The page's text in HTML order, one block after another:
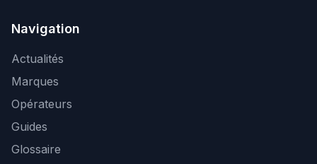
Navigation
Actualités
Marques
Opérateurs
Guides
Glossaire